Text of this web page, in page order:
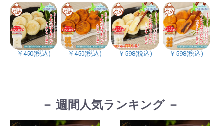
￥450(税込) ￥450(税込) ￥598(税込) ￥598(税込)
－ 週間人気ランキング －